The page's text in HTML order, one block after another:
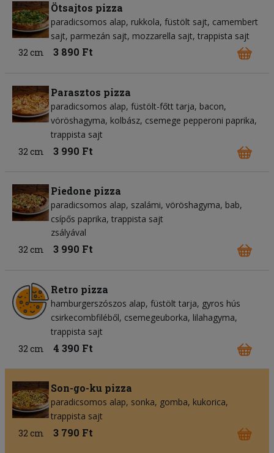
Ötsajtos pizza
paradicsomos alap rukkola füstölt sajt camembert
sajt parmezán sajt mozzarella sajt trappista sajt
32 cm
3 890 Ft
Parasztos pizza
paradicsomos alap füstölt-főtt tarja bacon
vöröshagyma kolbász csemege pepperoni paprika
trappista sajt
32 cm
3 990 Ft
Piedone pizza
paradicsomos alap szalámi vöröshagyma bab
csípős paprika trappista sajt
zsályával
32 cm
3 990 Ft
Retro pizza
hamburgerszószos alap füstölt tarja gyros hús
csirkecombfiléből csemegeuborka lilahagyma
trappista sajt
32 cm
4 390 Ft
Son-go-ku pizza
paradicsomos alap sonka gomba kukorica
trappista sajt
32 cm
3 790 Ft